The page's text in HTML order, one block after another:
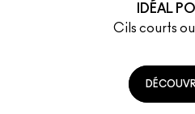
IDÉAL
Cils courts